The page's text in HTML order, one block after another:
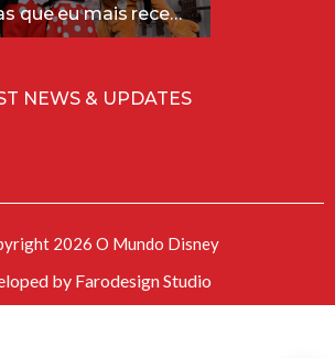
As perguntas que eu mais recebo sobre a Disney (e as respostas mais sinceras!)
NEWS & UPDATES
2026 O Mundo Disney
by Farodesign Studio